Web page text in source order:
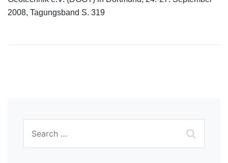
2008, Tagungsband S. 319